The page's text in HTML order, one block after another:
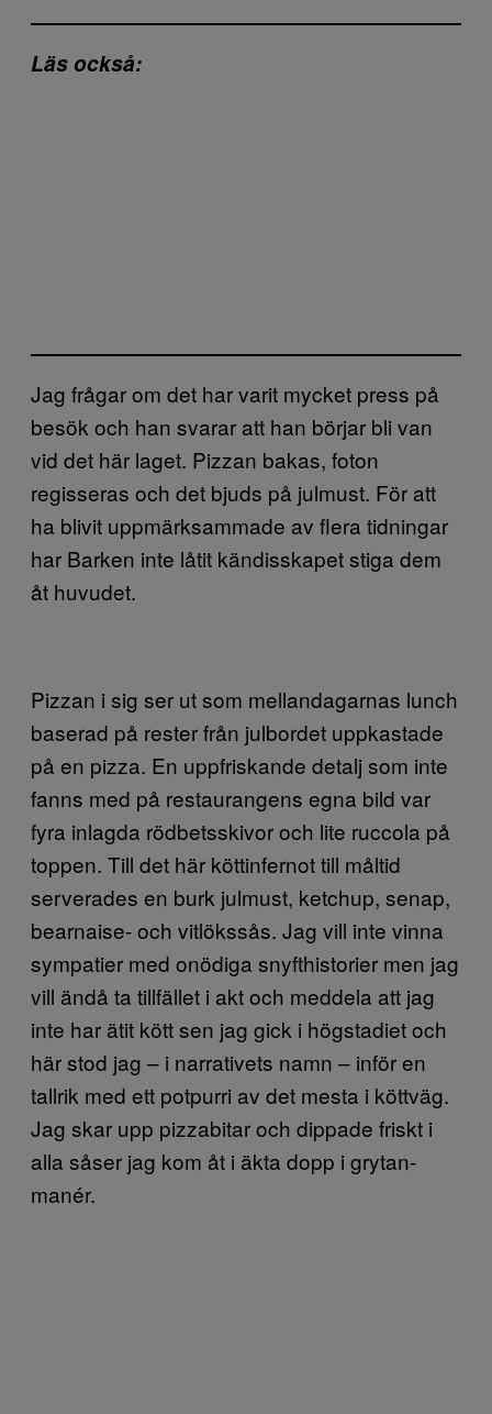
Läs också:
Jag frågar om det har varit mycket press på
besök och han svarar att han börjar bli van
vid det här laget. Pizzan bakas, foton
regisseras och det bjuds på julmust. För att
ha blivit uppmärksammade av flera tidningar
har Barken inte låtit kändisskapet stiga dem
åt huvudet.
Pizzan i sig ser ut som mellandagarnas lunch
baserad på rester från julbordet uppkastade
på en pizza. En uppfriskande detalj som inte
fanns med på restaurangens egna bild var
fyra inlagda rödbetsskivor och lite ruccola på
toppen. Till det här köttinfernot till måltid
serverades en burk julmust, ketchup, senap,
bearnaise- och vitlökssås. Jag vill inte vinna
sympatier med onödiga snyfthistorier men jag
vill ändå ta tillfället i akt och meddela att jag
inte har ätit kött sen jag gick i högstadiet och
här stod jag – i narrativets namn – inför en
tallrik med ett potpurri av det mesta i köttväg.
Jag skar upp pizzabitar och dippade friskt i
alla såser jag kom åt i äkta dopp i grytan-
manér.